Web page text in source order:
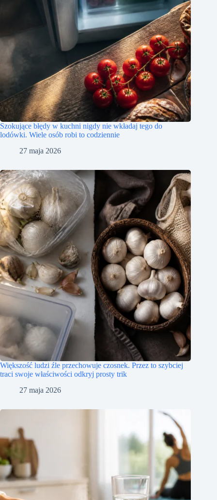
Szokujące błędy w kuchni nigdy nie wkładaj tego do
lodówki. Wiele osób robi to codziennie
27 maja 2026
Większość ludzi źle przechowuje czosnek. Przez to szybciej
traci swoje właściwości odkryj prosty trik
27 maja 2026